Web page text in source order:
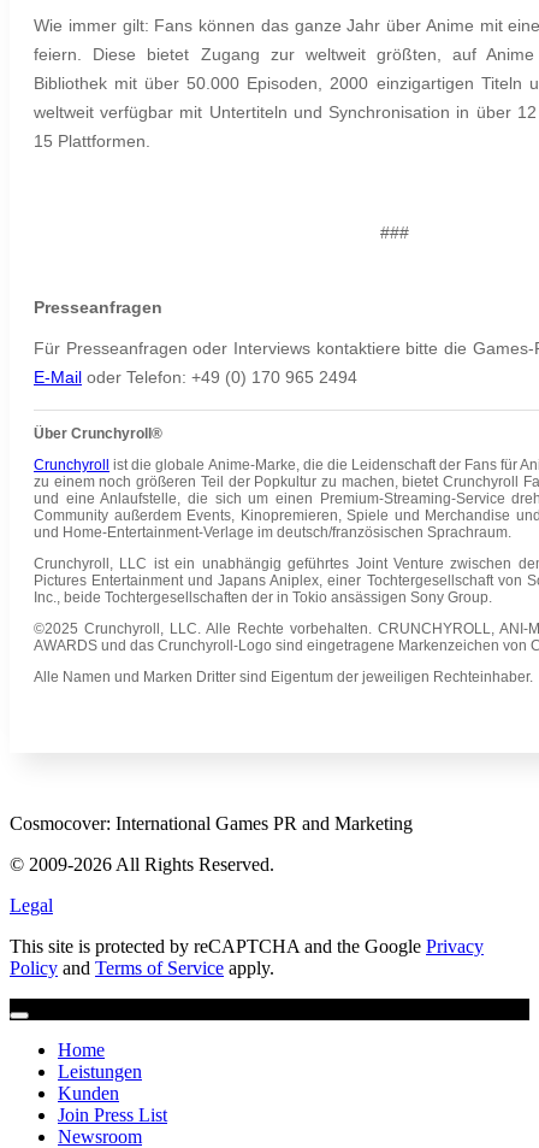
Wie immer gilt: Fans können das ganze Jahr über Anime mit
feiern. Diese bietet Zugang zur weltweit größten, auf Anime
Bibliothek mit über 50.000 Episoden, 2000 einzigartigen Titeln
weltweit verfügbar mit Untertiteln und Synchronisation in über
15 Plattformen.
###
Presseanfragen
Für Presseanfragen oder Interviews kontaktiere bitte die
E-Mail oder Telefon: +49 (0) 170 965 2494
Über Crunchyroll®
Crunchyroll ist die globale Anime-Marke, die die Leidenschaft der Fans für
zu einem noch größeren Teil der Popkultur zu machen, bietet Crunchyroll
und eine Anlaufstelle, die sich um einen Premium-Streaming-Service
Community außerdem Events, Kinopremieren, Spiele und Merchandise
und Home-Entertainment-Verlage im deutsch/französischen Sprachraum.
Crunchyroll, LLC ist ein unabhängig geführtes Joint Venture zwischen
Pictures Entertainment und Japans Aniplex, einer Tochtergesellschaft von
Inc., beide Tochtergesellschaften der in Tokio ansässigen Sony Group.
©2025 Crunchyroll, LLC. Alle Rechte vorbehalten. CRUNCHYROLL, ANI-
AWARDS und das Crunchyroll-Logo sind eingetragene Markenzeichen von
Alle Namen und Marken Dritter sind Eigentum der jeweiligen Rechteinhaber.
Cosmocover: International Games PR and Marketing
© 2009-2026 All Rights Reserved.
Legal
This site is protected by reCAPTCHA and the Google Privacy
Policy and Terms of Service apply.
Home
Leistungen
Kunden
Join Press List
Newsroom